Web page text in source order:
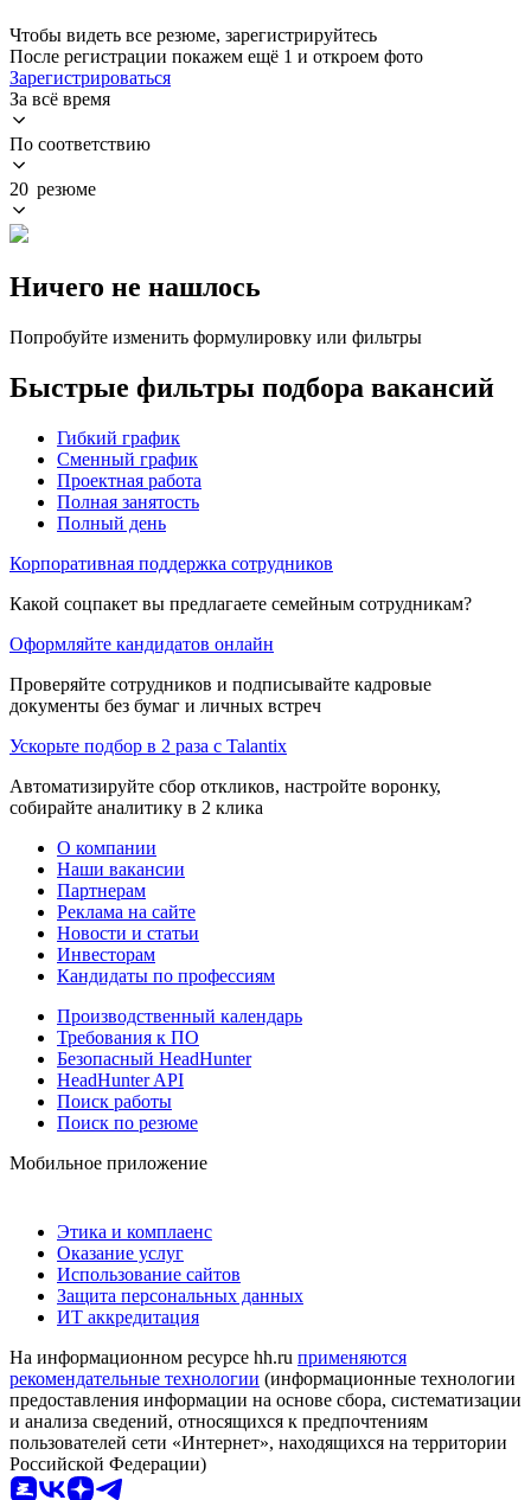
Чтобы видеть все резюме, зарегистрируйтесь
После регистрации покажем ещё 1 и откроем фото
Зарегистрироваться
За всё время
По соответствию
20 резюме
Ничего не нашлось
Попробуйте изменить формулировку или фильтры
Быстрые фильтры подбора вакансий
Гибкий график
Сменный график
Проектная работа
Полная занятость
Полный день
Корпоративная поддержка сотрудников
Какой соцпакет вы предлагаете семейным сотрудникам?
Оформляйте кандидатов онлайн
Проверяйте сотрудников и подписывайте кадровые
документы без бумаг и личных встреч
Ускорьте подбор в 2 раза с Talantix
Автоматизируйте сбор откликов, настройте воронку,
собирайте аналитику в 2 клика
О компании
Наши вакансии
Партнерам
Реклама на сайте
Новости и статьи
Инвесторам
Кандидаты по профессиям
Производственный календарь
Требования к ПО
Безопасный HeadHunter
HeadHunter API
Поиск работы
Поиск по резюме
Мобильное приложение
Этика и комплаенс
Оказание услуг
Использование сайтов
Защита персональных данных
ИТ аккредитация
На информационном ресурсе hh.ru применяются
рекомендательные технологии (информационные технологии
предоставления информации на основе сбора, систематизации
и анализа сведений, относящихся к предпочтениям
пользователей сети «Интернет», находящихся на территории
Российской Федерации)